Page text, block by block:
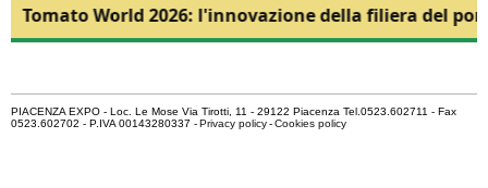
Tomato World 2026: l'innovazione della filiera del
PIACENZA EXPO - Loc. Le Mose Via Tirotti, 11 - 29122 Piacenza Tel.0523.602711 - Fax
0523.602702 - P.IVA 00143280337 -Privacy policy-Cookies policy